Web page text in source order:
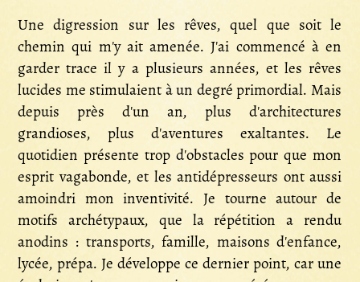
Une digression sur les rêves, quel que soit le
chemin qui m'y ait amenée. J'ai commencé à en
garder trace il y a plusieurs années, et les rêves
lucides me stimulaient à un degré primordial. Mais
depuis près d'un an, plus d'architectures
grandioses, plus d'aventures exaltantes. Le
quotidien présente trop d'obstacles pour que mon
esprit vagabonde, et les antidépresseurs ont aussi
amoindri mon inventivité. Je tourne autour de
motifs archétypaux, que la répétition a rendu
anodins : transports, famille, maisons d'enfance,
lycée, prépa. Je développe ce dernier point, car une